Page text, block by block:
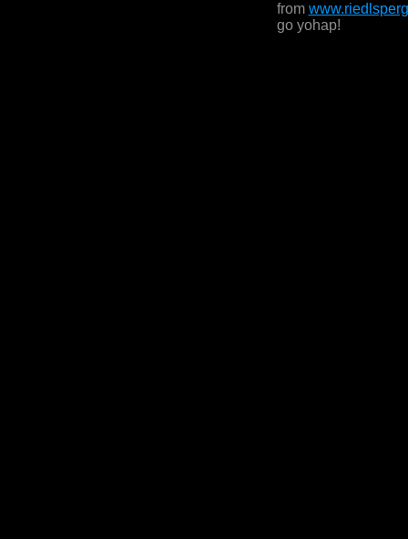
from
go yohap!